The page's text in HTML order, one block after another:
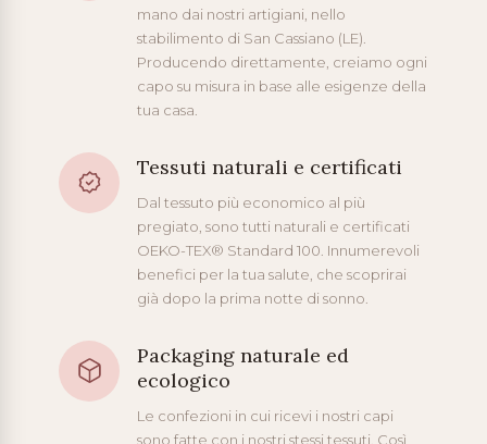
mano dai nostri artigiani, nello
stabilimento di San Cassiano (LE).
Producendo direttamente, creiamo ogni
capo su misura in base alle esigenze della
tua casa.
Tessuti naturali e certificati
Dal tessuto più economico al più
pregiato, sono tutti naturali e certificati
OEKO-TEX® Standard 100. Innumerevoli
benefici per la tua salute, che scoprirai
già dopo la prima notte di sonno.
Packaging naturale ed
ecologico
Le confezioni in cui ricevi i nostri capi
sono fatte con i nostri stessi tessuti. Così